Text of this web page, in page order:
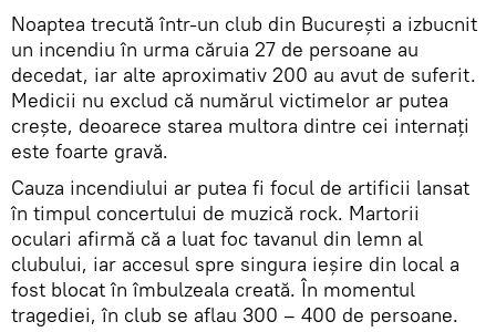
Noaptea trecută într-un club din București a izbucnit
un incendiu în urma căruia 27 de persoane au
decedat, iar alte aproximativ 200 au avut de suferit.
Medicii nu exclud că numărul victimelor ar putea
crește, deoarece starea multora dintre cei internați
este foarte gravă.
Cauza incendiului ar putea fi focul de artificii lansat
în timpul concertului de muzică rock. Martorii
oculari afirmă că a luat foc tavanul din lemn al
clubului, iar accesul spre singura ieșire din local a
fost blocat în îmbulzeala creată. În momentul
tragediei, în club se aflau 300 – 400 de persoane.